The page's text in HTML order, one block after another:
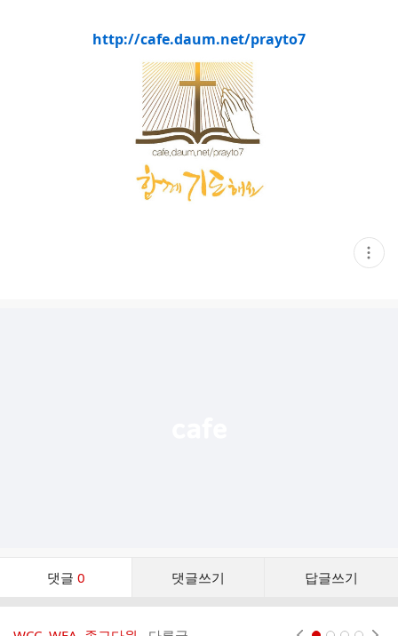
http://cafe.daum.net/prayto7
현
재
댓글 0 댓글쓰기 답글쓰기
댓